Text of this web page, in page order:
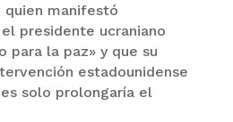
quien manifestó
presidente ucraniano
para la paz» y que su
estadounidense
solo prolongaría el